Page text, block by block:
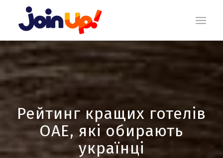
Рейтинг кращих готелів
ОАЕ, які обирають
українці